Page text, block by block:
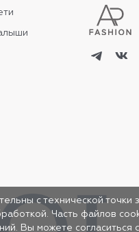
с технической
Часть файлов
Вы можете согласиться